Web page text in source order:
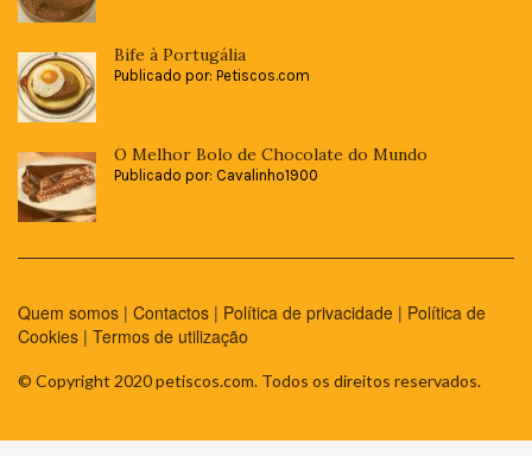
Bife à Portugália
Publicado por: Petiscos.com
O Melhor Bolo de Chocolate do Mundo
Publicado por: Cavalinho1900
Quem somos | Contactos | Política de privacidade | Política de
Cookies | Termos de utilização
© Copyright 2020 petiscos.com. Todos os direitos reservados.